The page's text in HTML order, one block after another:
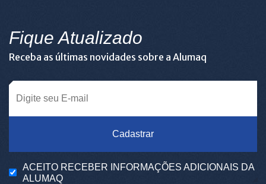
Fique Atualizado
Receba as últimas novidades sobre a Alumaq
Cadastrar
ACEITO RECEBER INFORMAÇÕES ADICIONAIS DA
ALUMAQ